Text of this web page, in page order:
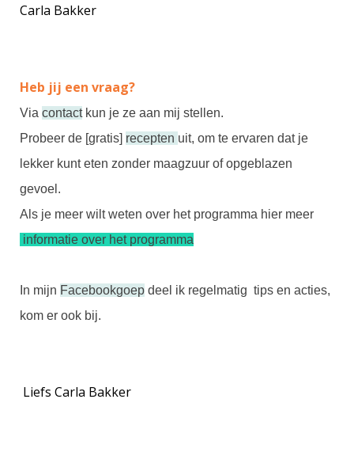
Carla Bakker
Heb jij een vraag?
Via contactkun je ze aan mij stellen.
Probeer de [gratis] recepten uit, om te ervaren dat je
lekker kunt eten zonder maagzuur of opgeblazen
gevoel.
Als je meer wilt weten over het programma hier meer
informatie over het programma
In mijn Facebookgoep deel ik regelmatig tips en acties,
kom er ook bij.
Liefs Carla Bakker